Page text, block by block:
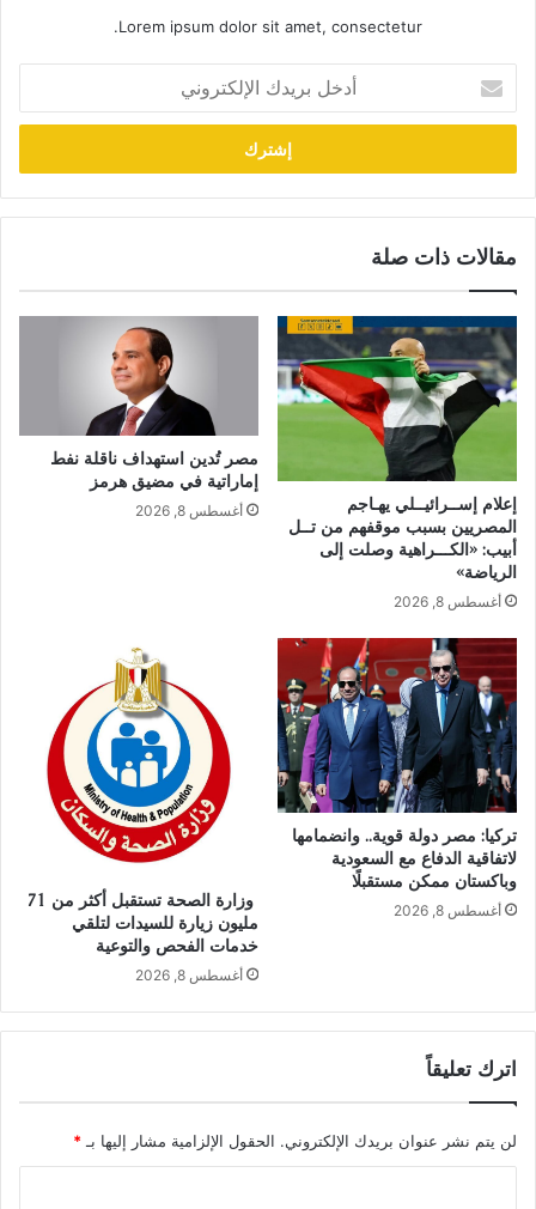
Lorem ipsum dolor sit amet, consectetur.
بريدك
الإلكتروني
مقالات ذات صلة
إعلام إســرائيــلي يهـاجم
المصريين بسبب موقفهم من تــل
أبيب: «الكـــراهية وصلت إلى
الرياضة»
أغسطس 8, 2026
مصر تُدين استهداف ناقلة نفط
إماراتية في مضيق هرمز
أغسطس 8, 2026
تركيا: مصر دولة قوية.. وانضمامها
لاتفاقية الدفاع مع السعودية
وباكستان ممكن مستقبلًا
أغسطس 8, 2026
وزارة الصحة تستقبل أكثر من 71
مليون زيارة للسيدات لتلقي
خدمات الفحص والتوعية
أغسطس 8, 2026
اترك تعليقاً
لن يتم نشر عنوان بريدك الإلكتروني. الحقول الإلزامية مشار إليها بـ *